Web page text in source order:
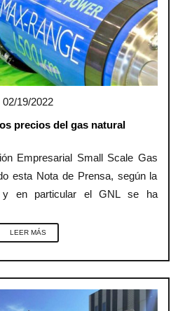
02/19/2022
precios del gas natural
Empresarial Small Scale Gas
esta Nota de Prensa, según la
en particular el GNL se ha
LEER MÁS